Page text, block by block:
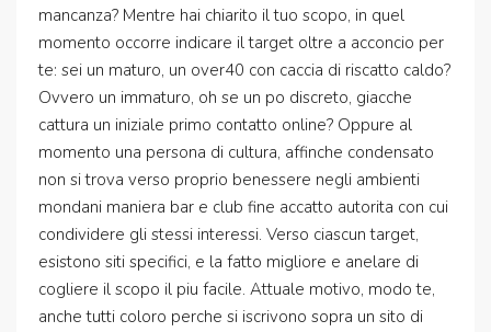
mancanza? Mentre hai chiarito il tuo scopo, in quel
momento occorre indicare il target oltre a acconcio per
te: sei un maturo, un over40 con caccia di riscatto caldo?
Ovvero un immaturo, oh se un po discreto, giacche
cattura un iniziale primo contatto online? Oppure al
momento una persona di cultura, affinche condensato
non si trova verso proprio benessere negli ambienti
mondani maniera bar e club fine accatto autorita con cui
condividere gli stessi interessi. Verso ciascun target,
esistono siti specifici, e la fatto migliore e anelare di
cogliere il scopo il piu facile. Attuale motivo, modo te,
anche tutti coloro perche si iscrivono sopra un sito di